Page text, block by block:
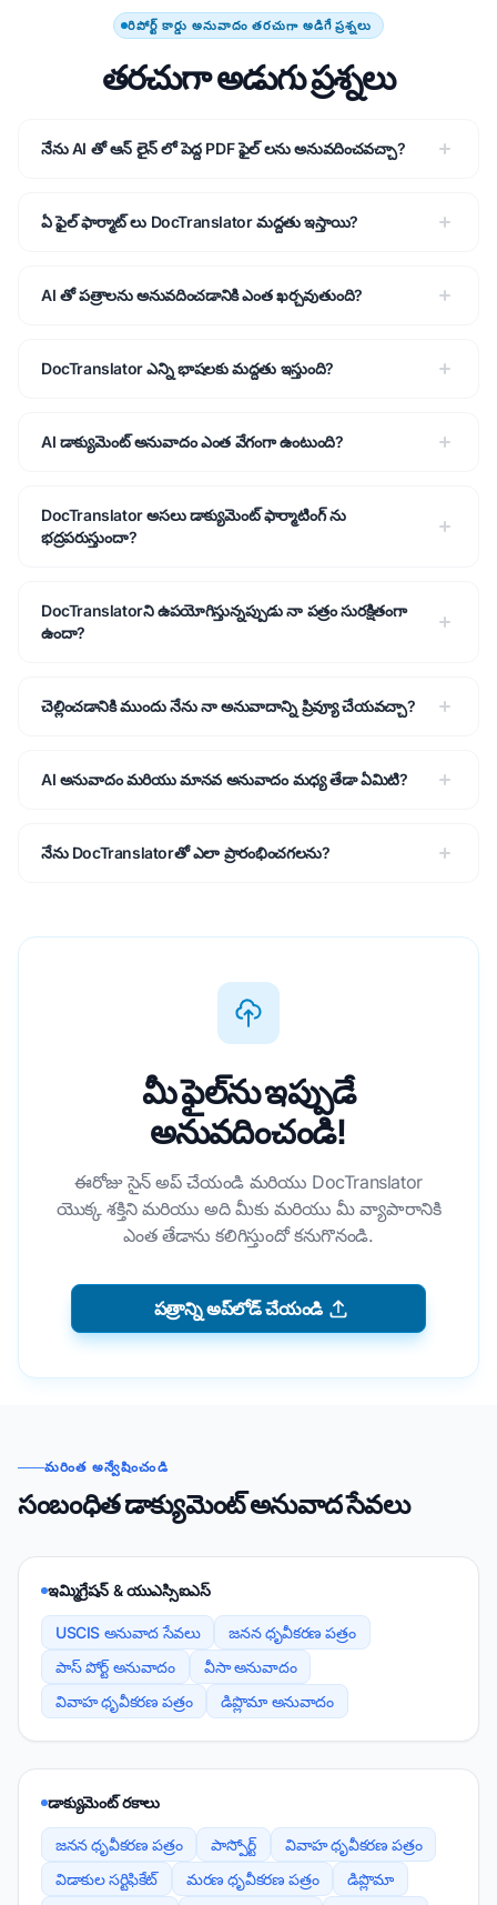
రిపోర్ట్ కార్డు అనువాదం తరచుగా అడిగే ప్రశ్నలు
తరచుగా అడుగు ప్రశ్నలు
నేను AI తో ఆన్ లైన్ లో పెద్ద PDF ఫైల్ లను అనువదించవచ్చా?
ఏ ఫైల్ ఫార్మాట్ లు DocTranslator మద్దతు ఇస్తాయి?
AI తో పత్రాలను అనువదించడానికి ఎంత ఖర్చవుతుంది?
DocTranslator ఎన్ని భాషలకు మద్దతు ఇస్తుంది?
AI డాక్యుమెంట్ అనువాదం ఎంత వేగంగా ఉంటుంది?
DocTranslator అసలు డాక్యుమెంట్ ఫార్మాటింగ్ ను
భద్రపరుస్తుందా?
DocTranslatorని ఉపయోగిస్తున్నప్పుడు నా పత్రం సురక్షితంగా
ఉందా?
చెల్లించడానికి ముందు నేను నా అనువాదాన్ని ప్రివ్యూ చేయవచ్చా?
AI అనువాదం మరియు మానవ అనువాదం మధ్య తేడా ఏమిటి?
నేను DocTranslatorతో ఎలా ప్రారంభించగలను?
మీ ఫైల్‌ను ఇప్పుడే
అనువదించండి!
ఈరోజు సైన్ అప్ చేయండి మరియు DocTranslator
యొక్క శక్తిని మరియు అది మీకు మరియు మీ వ్యాపారానికి
ఎంత తేడాను కలిగిస్తుందో కనుగొనండి.
పత్రాన్ని అప్‌లోడ్ చేయండి
మరింత అన్వేషించండి
సంబంధిత డాక్యుమెంట్ అనువాద సేవలు
ఇమ్మిగ్రేషన్ & యుఎస్సిఐఎస్
USCIS అనువాద సేవలు
జనన ధృవీకరణ పత్రం
పాస్ పోర్ట్ అనువాదం
వీసా అనువాదం
వివాహ ధృవీకరణ పత్రం
డిప్లొమా అనువాదం
డాక్యుమెంట్ రకాలు
జనన ధృవీకరణ పత్రం పాస్పోర్ట్
వివాహ ధృవీకరణ పత్రం
విడాకుల సర్టిఫికేట్
మరణ ధృవీకరణ పత్రం
డిప్లొమా